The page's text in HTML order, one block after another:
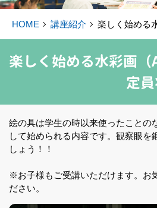
HOME 講座紹介 楽しく始める
楽しく始める水彩画（A
定員
絵の具は学生の時以来使ったことの
して始められる内容です。観察眼を
しょう！！
※お子様もご受講いただけます。お
ださい。